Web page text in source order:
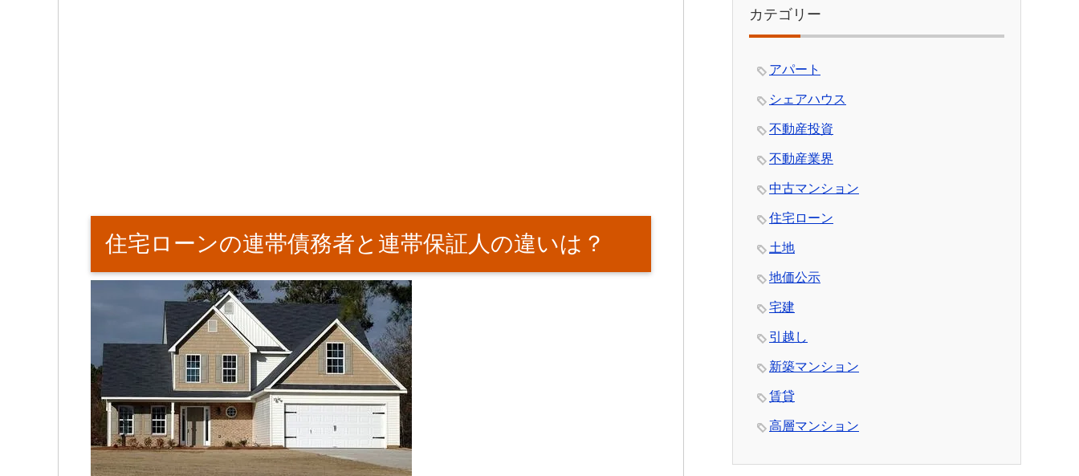
住宅ローンの連帯債務者と連帯保証人の違いは？
カテゴリー
アパート
シェアハウス
不動産投資
不動産業界
中古マンション
住宅ローン
土地
地価公示
宅建
引越し
新築マンション
賃貸
高層マンション